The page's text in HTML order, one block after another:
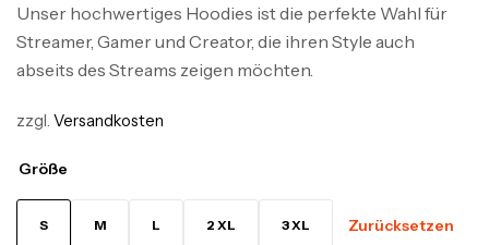
Unser hochwertiges Hoodies ist die perfekte Wahl für
Streamer, Gamer und Creator, die ihren Style auch
abseits des Streams zeigen möchten.
zzgl. Versandkosten
Größe
S M L 2 XL 3 XL Zurücksetzen